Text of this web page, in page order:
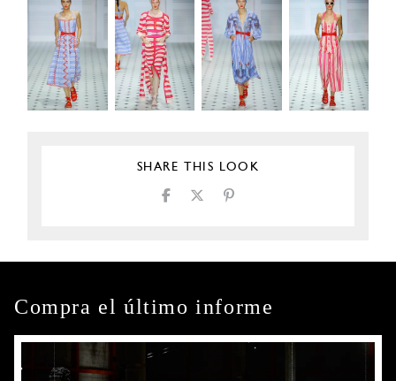
SHARE THIS LOOK
Compra el último informe